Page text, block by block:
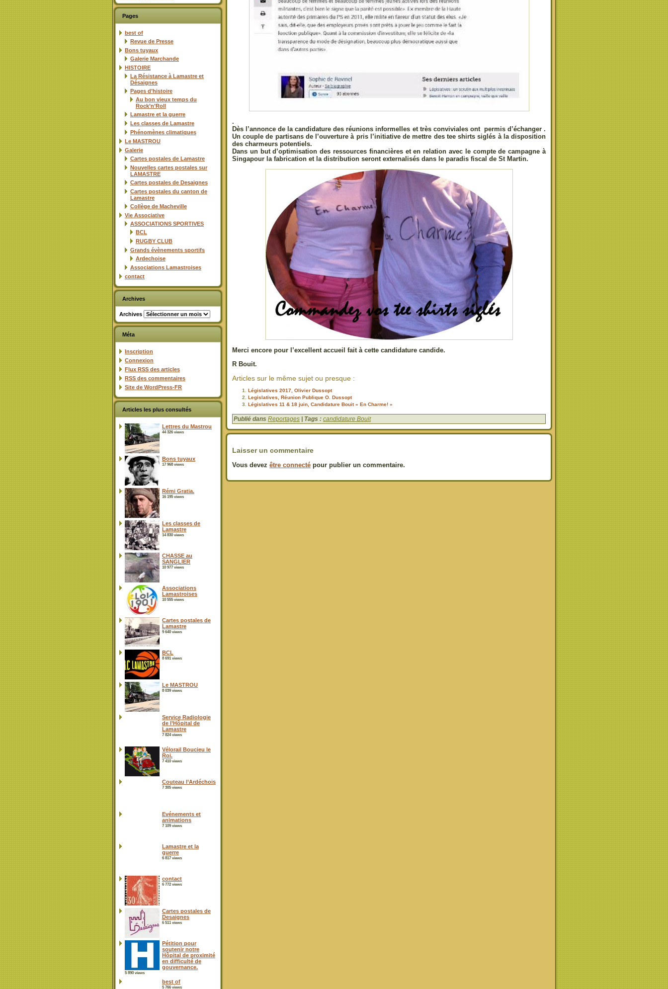
Pages
best of
Revue de Presse
Bons tuyaux
Galerie Marchande
HISTOIRE
La Résistance à Lamastre et
Désaignes
Pages d’histoire
Au bon vieux temps du
Rock’n’Roll
Lamastre et la guerre
Les classes de Lamastre
Phénomènes climatiques
Le MASTROU
Galerie
Cartes postales de Lamastre
Nouvelles cartes postales sur
LAMASTRE
Cartes postales de Desaignes
Cartes postales du canton de
Lamastre
Collège de Macheville
Vie Associative
ASSOCIATIONS SPORTIVES
BCL
RUGBY CLUB
Grands évènements sportifs
Ardechoise
Associations Lamastroises
contact
Archives
Archives
Méta
Inscription
Connexion
Flux RSS des articles
RSS des commentaires
Site de WordPress-FR
Articles les plus consultés
Lettres du Mastrou
44 326 views
Bons tuyaux
17 968 views
Rémi Gratia.
16 195 views
Les classes de
Lamastre
14 830 views
CHASSE au
SANGLIER
10 977 views
Associations
Lamastroises
10 555 views
Cartes postales de
Lamastre
9 640 views
BCL
8 691 views
Le MASTROU
8 039 views
Service Radiologie
de l’Hôpital de
Lamastre
7 824 views
Vélorail Boucieu le
Roi.
7 410 views
Couteau l’Ardéchois
7 305 views
Evénements et
animations
7 109 views
Lamastre et la
guerre
6 817 views
contact
6 772 views
Cartes postales de
Desaignes
6 511 views
Pétition pour
soutenir notre
Hôpital de proximité
en difficulté de
gouvernance.
5 890 views
best of
5 766 views
.
Dès l’annonce de la candidature des réunions informelles et très conviviales ont permis d’échanger .
Un couple de partisans de l’ouverture à pris l’initiative de mettre des tee shirts siglés à la disposition
des charmeurs potentiels.
Dans un but d’optimisation des ressources financières et en relation avec le compte de campagne à
Singapour la fabrication et la distribution seront externalisés dans le paradis fiscal de St Martin.
Merci encore pour l’excellent accueil fait à cette candidature candide.
R Bouit.
Articles sur le même sujet ou presque :
Législatives 2017, Olivier Dussopt
Legislatives, Réunion Publique O. Dussopt
Législatives 11 & 18 juin, Candidature Bouit « En Charme! »
Publié dans Reportages | Tags : candidature Bouit
Laisser un commentaire
Vous devez être connecté pour publier un commentaire.